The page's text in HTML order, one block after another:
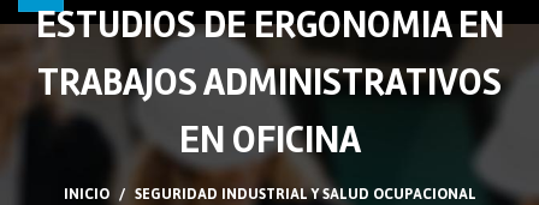
ESTUDIOS DE ERGONOMIA EN
TRABAJOS ADMINISTRATIVOS
EN OFICINA
INICIO
SEGURIDAD INDUSTRIAL Y SALUD OCUPACIONAL